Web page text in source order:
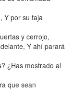
Y por su faja
y cerrojo,
Y ahí parará
¿Has mostrado al
que sean